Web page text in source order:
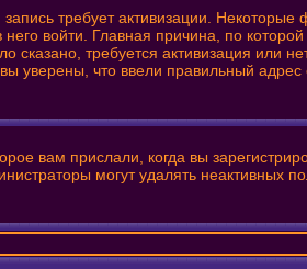
требует активизации.
войти. Главная причина, по
требуется активизация или
уверены, что ввели правильный
вам прислали, когда вы
могут удалять неактивных